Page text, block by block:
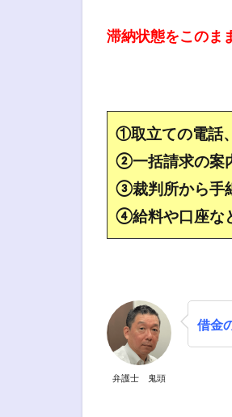
滞納状態をこのま
①取立ての電話
②一括請求の案
③裁判所から手
④給料や口座な
弁護士 鬼頭
借金